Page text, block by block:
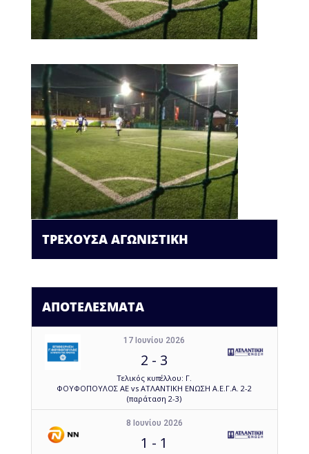
ΤΡΕΧΟΥΣΑ ΑΓΩΝΙΣΤΙΚΗ
ΑΠΟΤΕΛΕΣΜΑΤΑ
17 Ιουνίου 2026
2 - 3
Τελικός κυπέλλου: Γ.
ΦΟΥΦΟΠΟΥΛΟΣ ΑΕ vs ΑΤΛΑΝΤΙΚΗ ΕΝΩΣΗ Α.Ε.Γ.Α. 2-2
(παράταση 2-3)
8 Ιουνίου 2026
1 - 1